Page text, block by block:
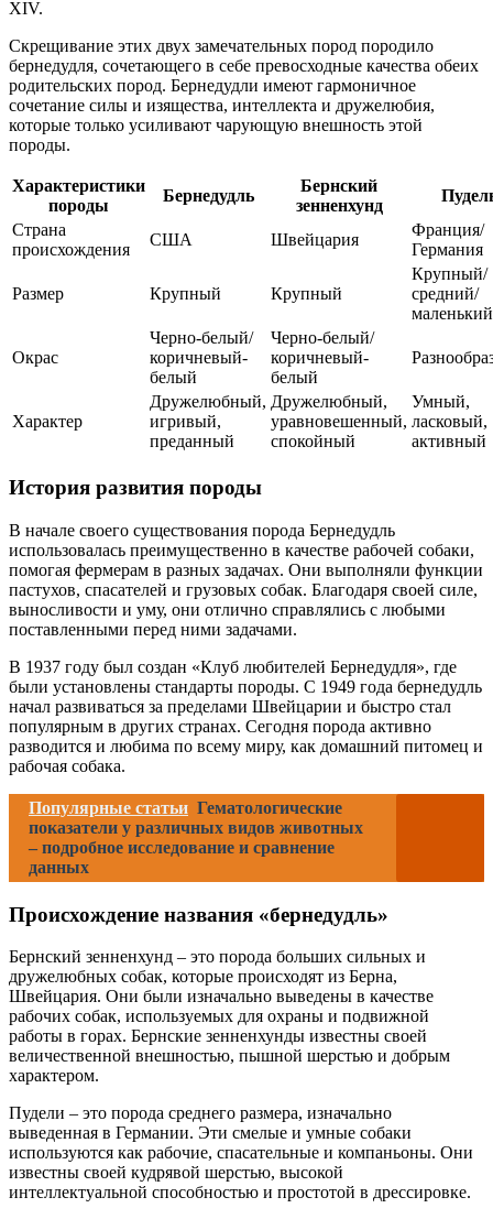
XIV.
Скрещивание этих двух замечательных пород породило
бернедудля, сочетающего в себе превосходные качества обеих
родительских пород. Бернедудли имеют гармоничное
сочетание силы и изящества, интеллекта и дружелюбия,
которые только усиливают чарующую внешность этой
породы.
Характеристики
породы
Бернедудль
Бернский
зенненхунд
Страна
происхождения
США Швейцария
Франция/
Германия
Размер Крупный Крупный
Крупный/
средний/
маленький
Окрас
Черно-белый/
коричневый-
белый
Черно-белый/
коричневый-
белый
Характер
Дружелюбный,
игривый,
преданный
Дружелюбный,
уравновешенный,
спокойный
Умный,
ласковый,
активный
История развития породы
В начале своего существования порода Бернедудль
использовалась преимущественно в качестве рабочей собаки,
помогая фермерам в разных задачах. Они выполняли функции
пастухов, спасателей и грузовых собак. Благодаря своей силе,
выносливости и уму, они отлично справлялись с любыми
поставленными перед ними задачами.
В 1937 году был создан «Клуб любителей Бернедудля», где
были установлены стандарты породы. С 1949 года бернедудль
начал развиваться за пределами Швейцарии и быстро стал
популярным в других странах. Сегодня порода активно
разводится и любима по всему миру, как домашний питомец и
рабочая собака.
Популярные статьи Гематологические
показатели у различных видов животных
– подробное исследование и сравнение
данных
Происхождение названия «бернедудль»
Бернский зенненхунд – это порода больших сильных и
дружелюбных собак, которые происходят из Берна,
Швейцария. Они были изначально выведены в качестве
рабочих собак, используемых для охраны и подвижной
работы в горах. Бернские зенненхунды известны своей
величественной внешностью, пышной шерстью и добрым
характером.
Пудели – это порода среднего размера, изначально
выведенная в Германии. Эти смелые и умные собаки
используются как рабочие, спасательные и компаньоны. Они
известны своей кудрявой шерстью, высокой
интеллектуальной способностью и простотой в дрессировке.